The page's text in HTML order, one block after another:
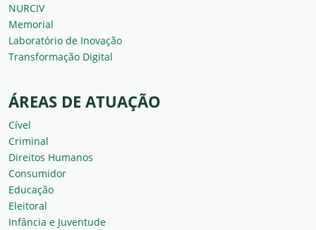
NURCIV
Memorial
Laboratório de Inovação
Transformação Digital
ÁREAS DE ATUAÇÃO
Cível
Criminal
Direitos Humanos
Consumidor
Educação
Eleitoral
Infância e Juventude